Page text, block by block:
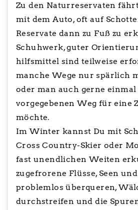
Zu den Naturreservaten
mit dem Auto, oft auf
Reservate dann zu Fuß zu
Schuhwerk, guter
hilfsmittel sind teilweise
manche Wege nur spärlich
oder man auch gerne einmal
vorgegebenen Weg für eine
möchte.
Im Winter kannst Du mit
Cross Country-Skier oder
fast unendlichen Weiten
zugefrorene Flüsse, Seen
problemlos überqueren,
durchstreifen und die